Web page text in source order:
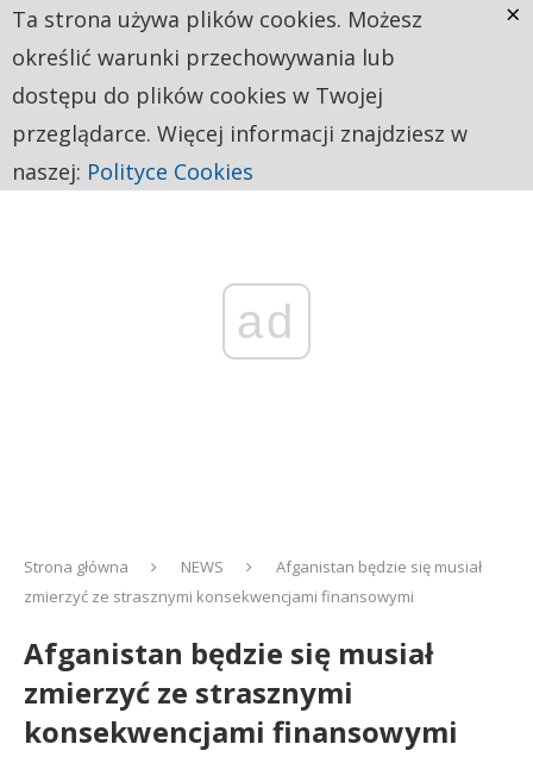
ad
Strona główna NEWS
Afganistan będzie się musiał
zmierzyć ze strasznymi konsekwencjami finansowymi
Afganistan będzie się musiał
zmierzyć ze strasznymi
konsekwencjami finansowymi
Ta strona używa plików cookies. Możesz
określić warunki przechowywania lub
dostępu do plików cookies w Twojej
przeglądarce. Więcej informacji znajdziesz w
naszej: Polityce Cookies
×